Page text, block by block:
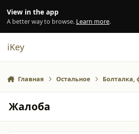
View in the app
A better way to browse. Learn more.
iKey
Главная Остальное Болталка,
Жалоба